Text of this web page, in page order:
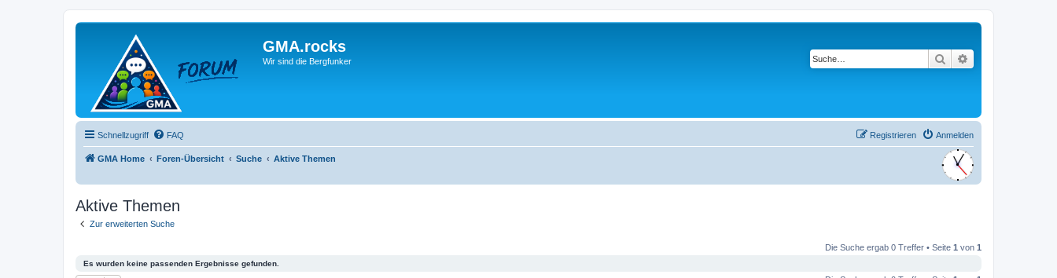
GMA.rocks
Wir sind die Bergfunker Suche
Schnellzugriff FAQ Anmelden
Registrieren
GMA Home Foren-Übersicht Suche Aktive Themen
Aktive Themen
Zur erweiterten Suche
Die Suche ergab 0 Treffer • Seite 1 von 1
Es wurden keine passenden Ergebnisse gefunden.